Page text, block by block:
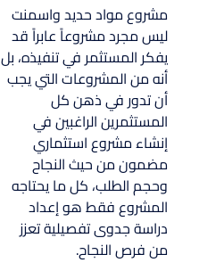
مشروع مواد حديد واسمنت
ليس مجرد مشروعاً عابراً قد
يفكر المستثمر في تنفيذه، بل
أنه من المشروعات التي يجب
أن تدور في ذهن كل
المستثمرين الراغبين في
إنشاء مشروع استثماري
مضمون من حيث النجاح
وحجم الطلب، كل ما يحتاجه
المشروع فقط هو إعداد
دراسة جدوى تفصيلية تعزز
من فرص النجاح.